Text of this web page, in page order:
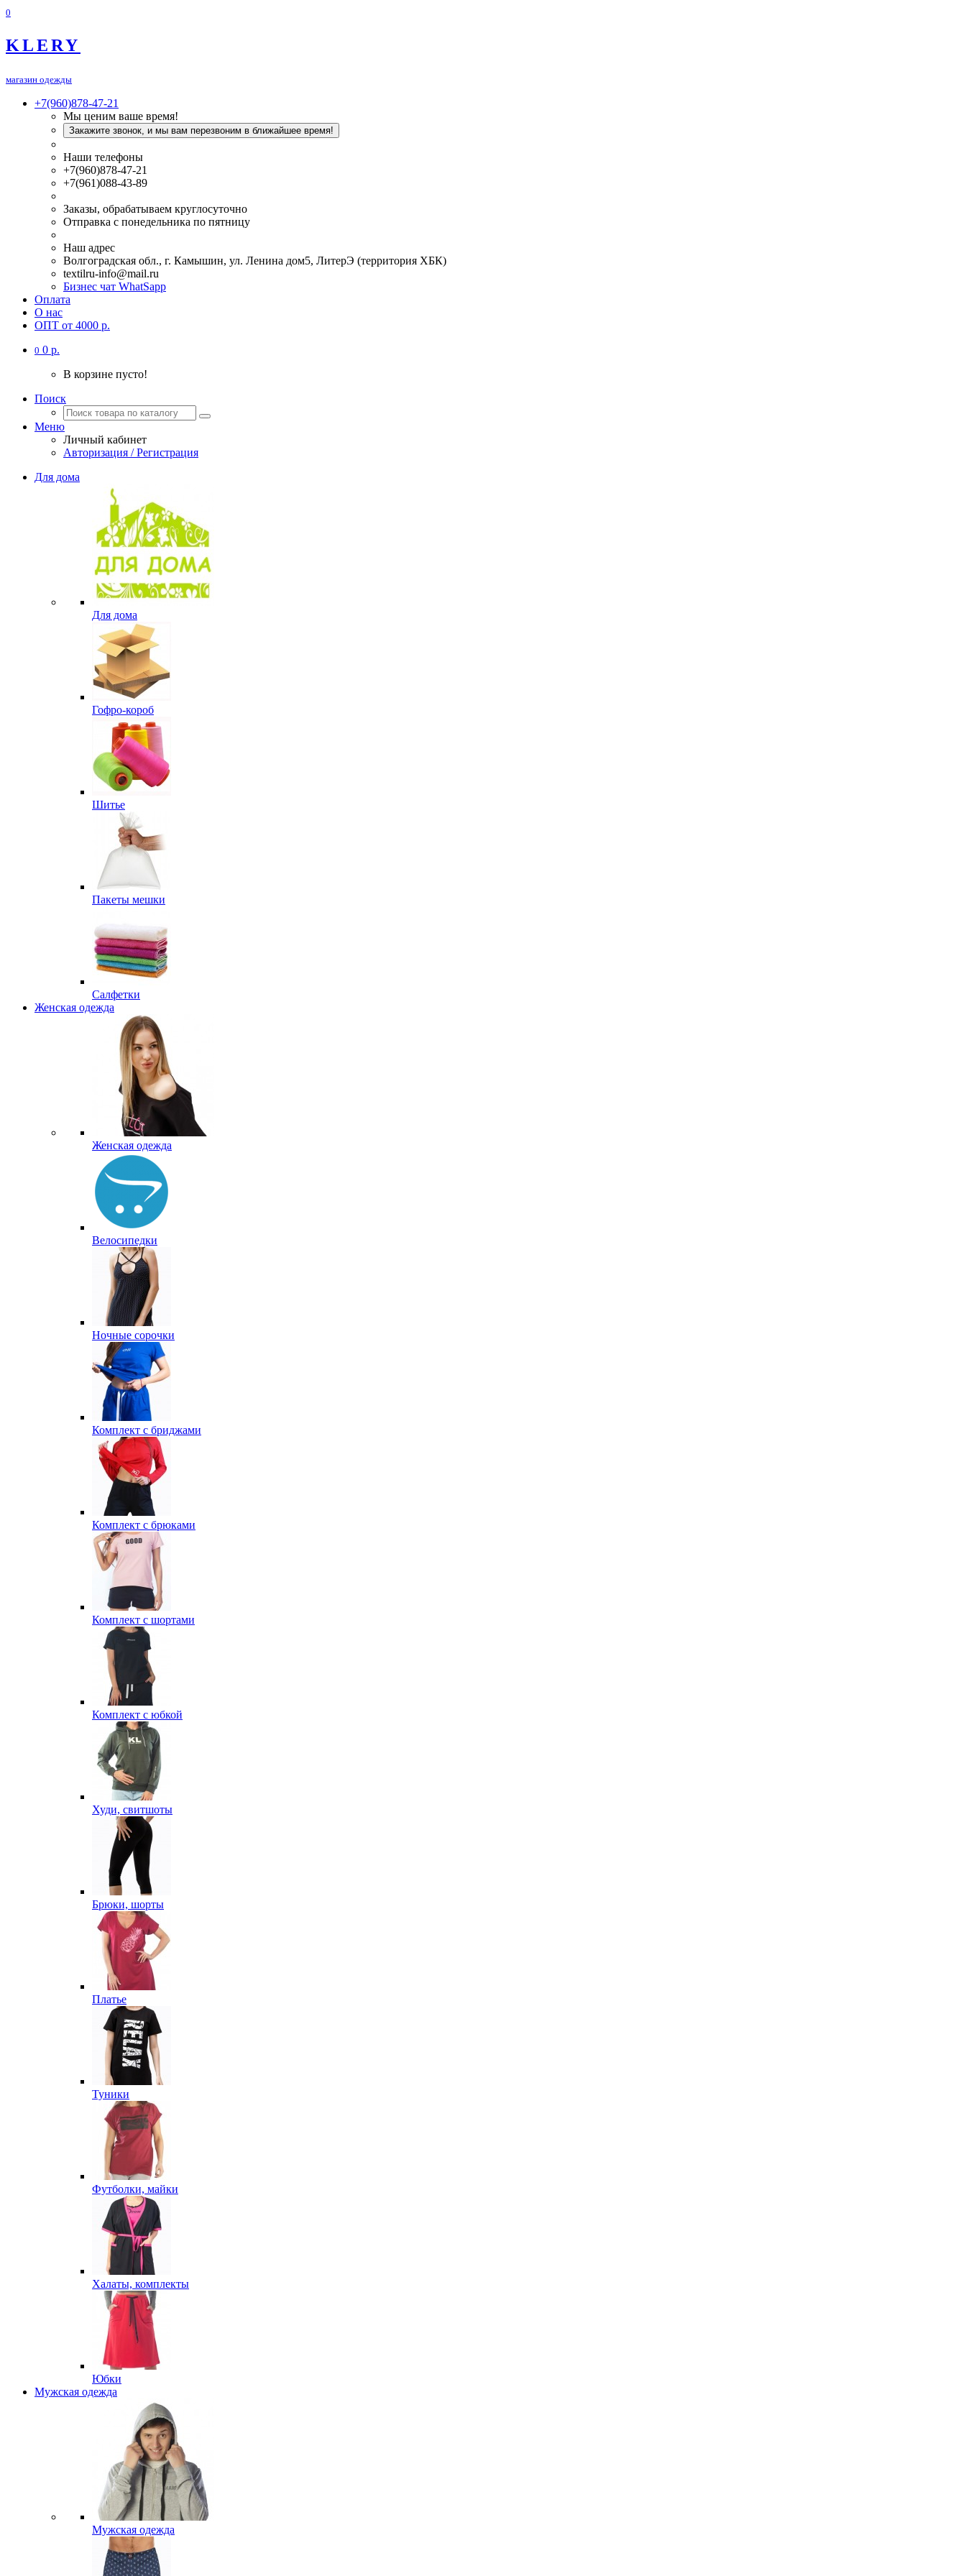
0
KLERY
магазин одежды
+7(960)878-47-21
Мы ценим ваше время!
Закажите звонок, и мы вам перезвоним в ближайшее время!
Наши телефоны
+7(960)878-47-21
+7(961)088-43-89
Заказы, обрабатываем круглосуточно
Отправка с понедельника по пятницу
Наш адрес
Волгоградская обл., г. Камышин, ул. Ленина дом5, ЛитерЭ (территория ХБК)
textilru-info@mail.ru
Бизнес чат WhatSapp
Оплата
О нас
ОПТ от 4000 р.
0 0 р.
В корзине пусто!
Поиск
Меню
Личный кабинет
Авторизация / Регистрация
Для дома
Для дома
Гофро-короб
Шитье
Пакеты мешки
Салфетки
Женская одежда
Женская одежда
Велосипедки
Ночные сорочки
Комплект с бриджами
Комплект с брюками
Комплект с шортами
Комплект с юбкой
Худи, свитшоты
Брюки, шорты
Платье
Туники
Футболки, майки
Халаты, комплекты
Юбки
Мужская одежда
Мужская одежда